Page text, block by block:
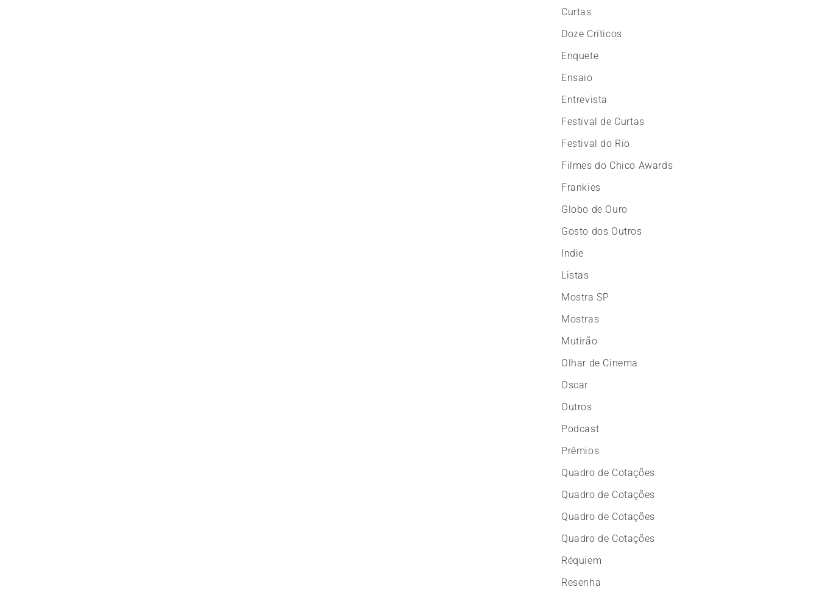
Curtas
Doze Críticos
Enquete
Ensaio
Entrevista
Festival de Curtas
Festival do Rio
Filmes do Chico Awards
Frankies
Globo de Ouro
Gosto dos Outros
Indie
Listas
Mostra SP
Mostras
Mutirão
Olhar de Cinema
Oscar
Outros
Podcast
Prêmios
Quadro de Cotações
Quadro de Cotações
Quadro de Cotações
Quadro de Cotações
Réquiem
Resenha